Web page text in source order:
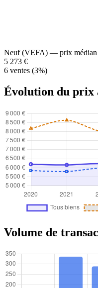
Neuf (VEFA) — prix médian
5 273 €
6 ventes (3%)
Évolution du prix
Volume de